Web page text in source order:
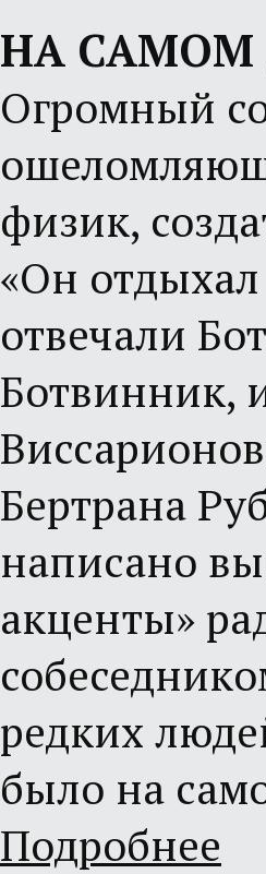
НА САМОМ
Огромный
физик,
«Он
отвечали
Ботвинник,
Бертрана
написано
акценты»
редких
было на
Подробнее